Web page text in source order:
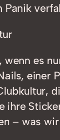
Panik
wenn es
ihre
– was